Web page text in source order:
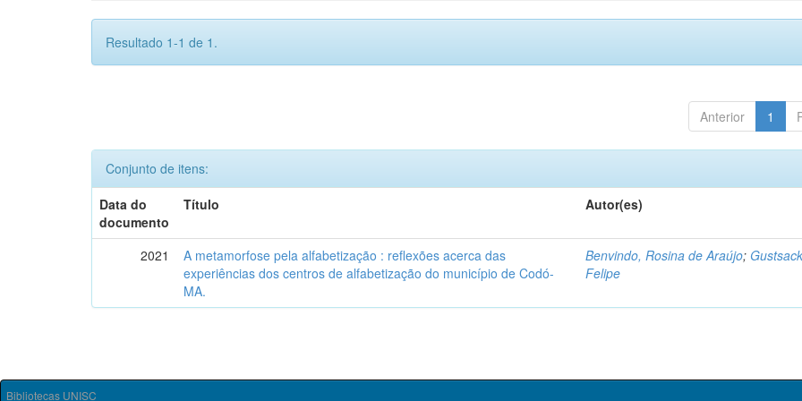
Resultado 1-1 de 1.
Anterior 1
Conjunto de itens:
Data do
documento
Título Autor(es)
2021
A metamorfose pela alfabetização : reflexões acerca das
experiências dos centros de alfabetização do município de Codó-
MA.
Benvindo, Rosina de Araújo;
Felipe
Bibliotecas UNISC